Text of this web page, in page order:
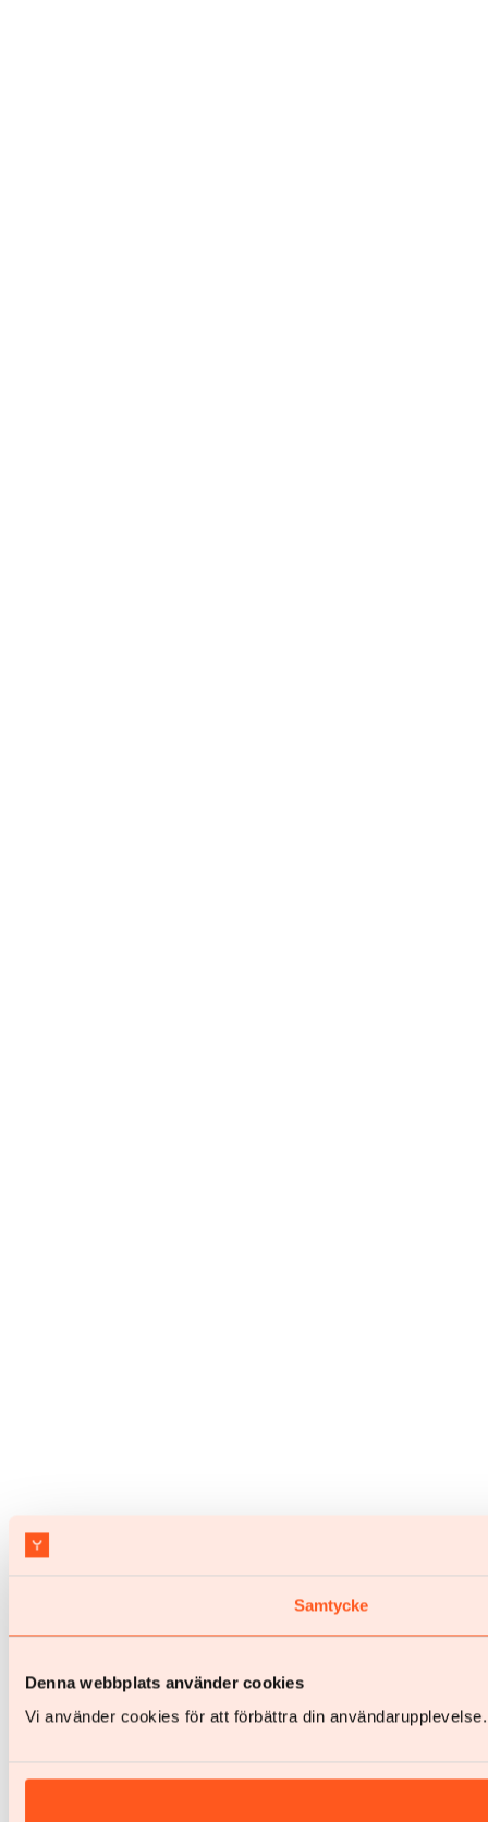
Samtycke
Denna webbplats använder cookies
Vi använder cookies för att förbättra din